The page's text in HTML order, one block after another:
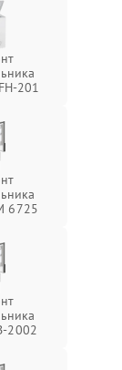
201
6725
2002